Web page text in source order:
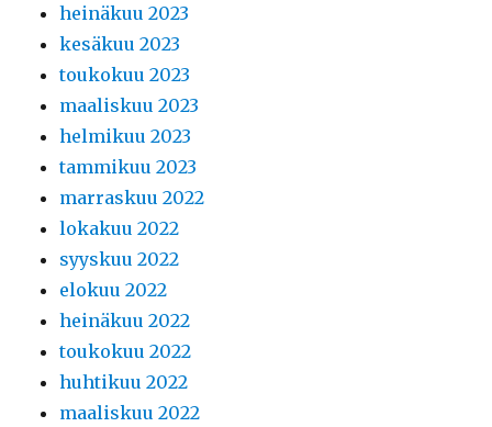
heinäkuu 2023
kesäkuu 2023
toukokuu 2023
maaliskuu 2023
helmikuu 2023
tammikuu 2023
marraskuu 2022
lokakuu 2022
syyskuu 2022
elokuu 2022
heinäkuu 2022
toukokuu 2022
huhtikuu 2022
maaliskuu 2022